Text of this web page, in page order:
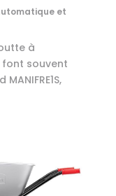
et
à
souvent